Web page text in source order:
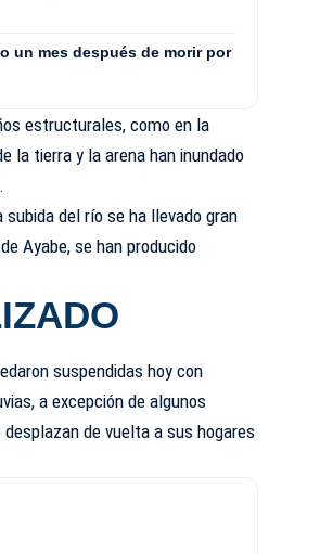
un mes después de morir por
estructurales, como en la
la tierra y la arena han inundado
del río se ha llevado gran
Ayabe, se han producido
suspendidas hoy con
a excepción de algunos
de vuelta a sus hogares